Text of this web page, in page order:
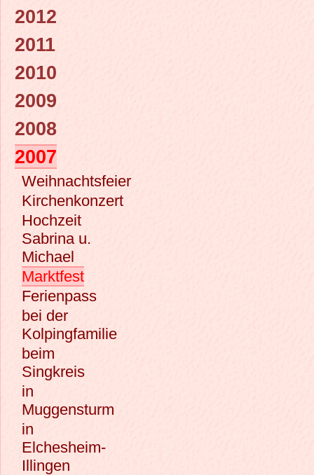
2012
2011
2010
2009
2008
2007
Weihnachtsfeier
Kirchenkonzert
Hochzeit
Sabrina u.
Michael
Marktfest
Ferienpass
bei der
Kolpingfamilie
beim
Singkreis
in
Muggensturm
in
Elchesheim-
Illingen